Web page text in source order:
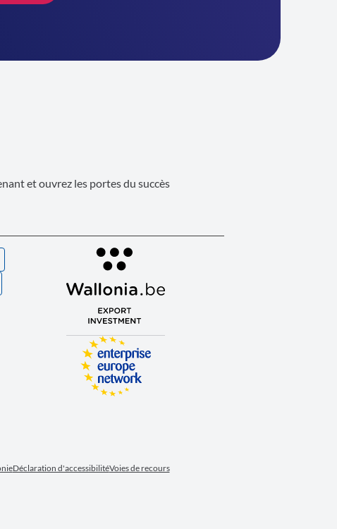
et ouvrez les portes du succès
Déclaration d'accessibilitéVoies de recours